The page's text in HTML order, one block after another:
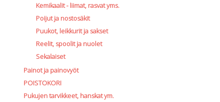
Kemikaalit - liimat, rasvat yms.
Poijut ja nostosäkit
Puukot, leikkurit ja sakset
Reelit, spoolit ja nuolet
Sekalaiset
Painot ja painovyöt
POISTOKORI
Pukujen tarvikkeet, hanskat ym.